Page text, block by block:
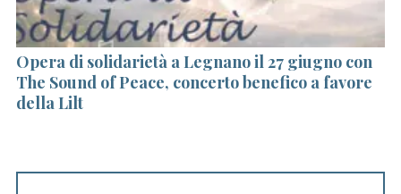
Opera di solidarietà a Legnano il 27 giugno con
The Sound of Peace, concerto benefico a favore
della Lilt